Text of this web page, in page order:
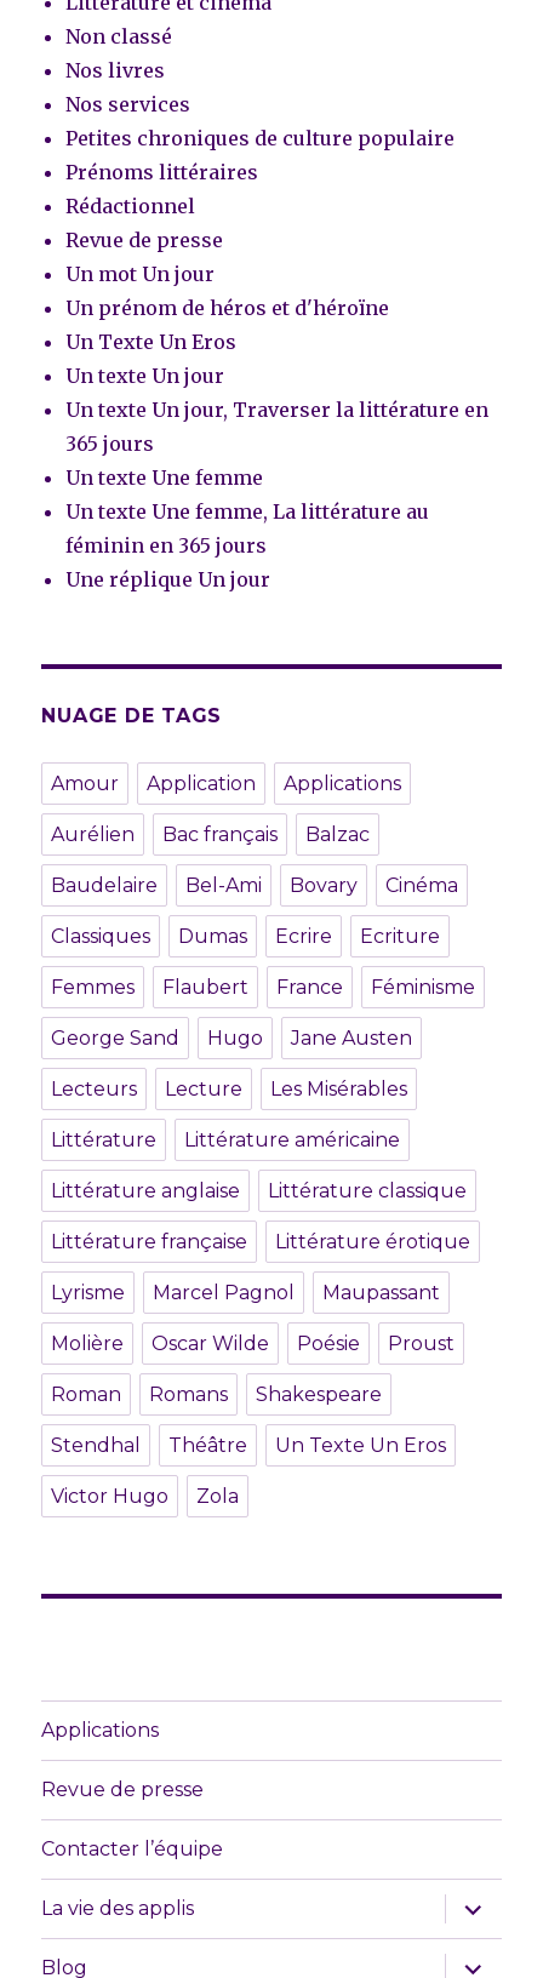
Non classé
Nos livres
Nos services
Petites chroniques de culture populaire
Prénoms littéraires
Rédactionnel
Revue de presse
Un mot Un jour
Un prénom de héros et d'héroïne
Un Texte Un Eros
Un texte Un jour
Un texte Un jour, Traverser la littérature en
365 jours
Un texte Une femme
Un texte Une femme, La littérature au
féminin en 365 jours
Une réplique Un jour
NUAGE DE TAGS
Amour Application Applications
Aurélien Bac français Balzac
Baudelaire Bel-Ami Bovary Cinéma
Classiques Dumas Ecrire Ecriture
Femmes Flaubert France Féminisme
George Sand Hugo Jane Austen
Lecteurs Lecture Les Misérables
Littérature Littérature américaine
Littérature anglaise Littérature classique
Littérature française Littérature érotique
Lyrisme Marcel Pagnol Maupassant
Molière Oscar Wilde Poésie Proust
Roman Romans Shakespeare
Stendhal Théâtre Un Texte Un Eros
Victor Hugo Zola
Applications
Revue de presse
Contacter l’équipe
La vie des applis
ouvrir
le
sous-
menu
Blog
ouvrir